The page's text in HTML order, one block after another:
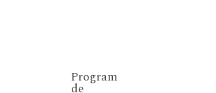
Program
de